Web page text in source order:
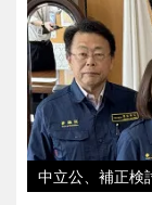
中立公、補正検